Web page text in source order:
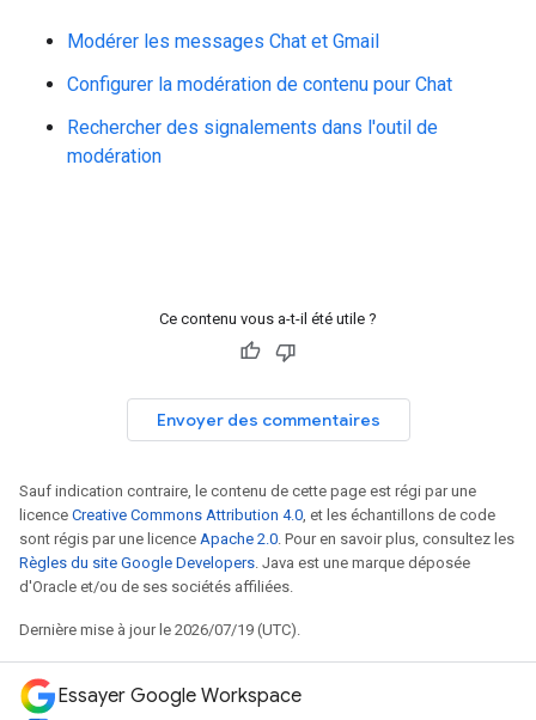
Modérer les messages Chat et Gmail
Configurer la modération de contenu pour Chat
Rechercher des signalements dans l'outil de
modération
Ce contenu vous a-t-il été utile ?
Envoyer des commentaires
Sauf indication contraire, le contenu de cette page est régi par une
licence Creative Commons Attribution 4.0, et les échantillons de code
sont régis par une licence Apache 2.0. Pour en savoir plus, consultez les
Règles du site Google Developers. Java est une marque déposée
d'Oracle et/ou de ses sociétés affiliées.
Dernière mise à jour le 2026/07/19 (UTC).
Essayer Google Workspace